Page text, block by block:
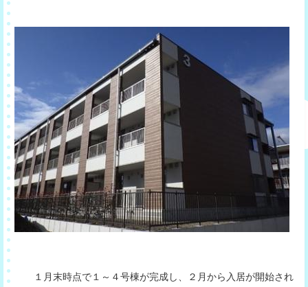
１月末時点で１～４号棟が完成し、２月から入居が開始され